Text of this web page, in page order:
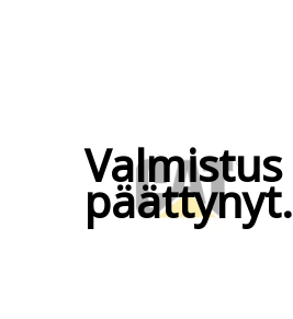
Valmistus
päättynyt.